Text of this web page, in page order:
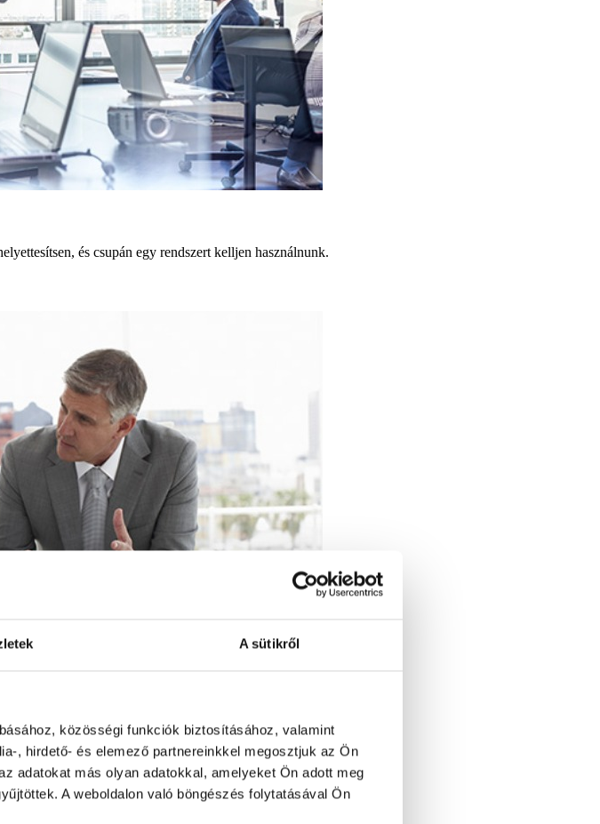
A sütikről
közösségi funkciók biztosításához, valamint
, hirdető- és elemező partnereinkkel megosztjuk az Ön
adatokat más olyan adatokkal, amelyeket Ön adott meg
A weboldalon való böngészés folytatásával Ön
és csupán egy rendszert kelljen használnunk.
hogy, pontosan mit is jelent az ha egy rendszer testreszabható.